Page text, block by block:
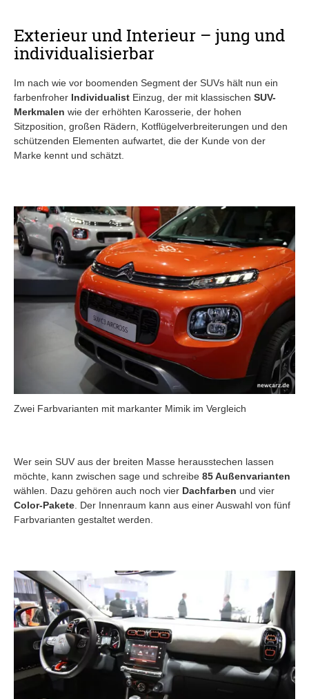
Exterieur und Interieur – jung und
individualisierbar
Im nach wie vor boomenden Segment der SUVs hält nun ein
farbenfroher Individualist Einzug, der mit klassischen SUV-
Merkmalen wie der erhöhten Karosserie, der hohen
Sitzposition, großen Rädern, Kotflügelverbreiterungen und den
schützenden Elementen aufwartet, die der Kunde von der
Marke kennt und schätzt.
Zwei Farbvarianten mit markanter Mimik im Vergleich
Wer sein SUV aus der breiten Masse herausstechen lassen
möchte, kann zwischen sage und schreibe 85 Außenvarianten
wählen. Dazu gehören auch noch vier Dachfarben und vier
Color-Pakete . Der Innenraum kann aus einer Auswahl von fünf
Farbvarianten gestaltet werden.